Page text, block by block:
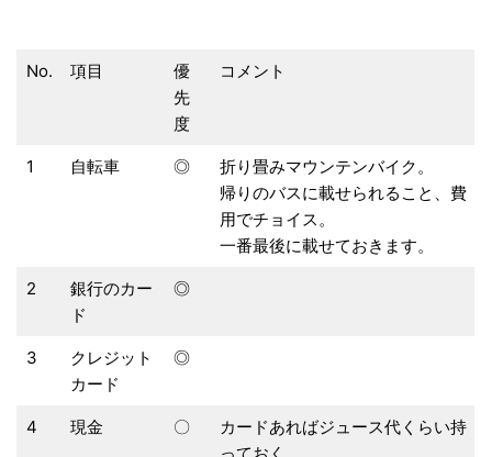
No. 項目
優
先
度
コメント
1 自転車 ◎
折り畳みマウンテンバイク。
帰りのバスに載せられること、費
用でチョイス。
一番最後に載せておきます。
2
銀行のカー
ド
◎
3
クレジット
カード
◎
4 現金 〇
カードあればジュース代くらい持
っておく。